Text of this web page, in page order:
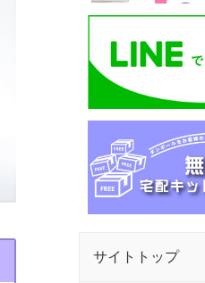
サイトトップ